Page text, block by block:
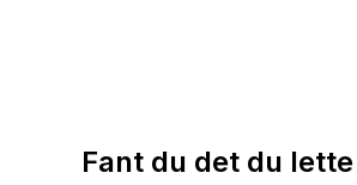
Fant du det du